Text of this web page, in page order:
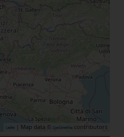
Leaflet | Map data © OpenStreetMap contributors